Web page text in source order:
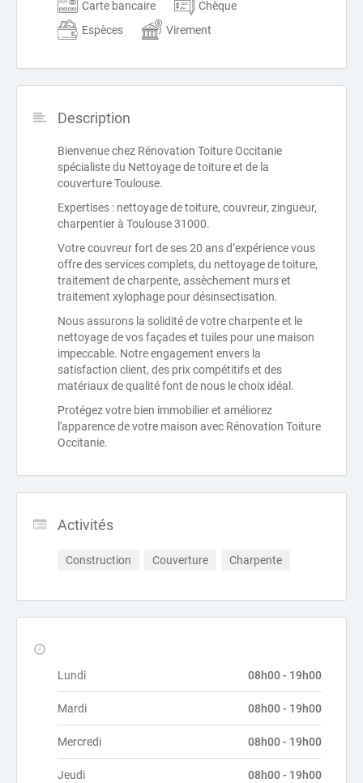
Carte bancaire
Chèque
Espèces
Virement
Description
Bienvenue chez Rénovation Toiture Occitanie
spécialiste du Nettoyage de toiture et de la
couverture Toulouse.
Expertises : nettoyage de toiture, couvreur, zingueur,
charpentier à Toulouse 31000.
Votre couvreur fort de ses 20 ans d’expérience vous
offre des services complets, du nettoyage de toiture,
traitement de charpente, assèchement murs et
traitement xylophage pour ​​désinsectisation.
Nous assurons la solidité de votre charpente et le
nettoyage de vos façades et tuiles pour une maison
impeccable. Notre engagement envers la
satisfaction client, des prix compétitifs et des
matériaux de qualité font de nous le choix idéal.
Protégez votre bien immobilier et améliorez
l'apparence de votre maison avec Rénovation Toiture
Occitanie.
Activités
Construction Couverture Charpente
Lundi 08h00 - 19h00
Mardi 08h00 - 19h00
Mercredi 08h00 - 19h00
Jeudi 08h00 - 19h00